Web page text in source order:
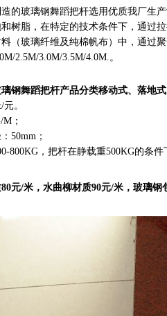
的玻璃钢舞蹈把杆选用优质我厂生
树脂，在特定的技术条件下，通过
（玻璃纤维及纯棉帆布）中，通过
2.5M/3.0M/3.5M/4.0M.。
钢舞蹈把杆产品分类移动式、落地式
。
；
50mm；
800KG，把杆在静载重500KG的条件
元/米， 水曲柳材质90元/米， 玻璃钢